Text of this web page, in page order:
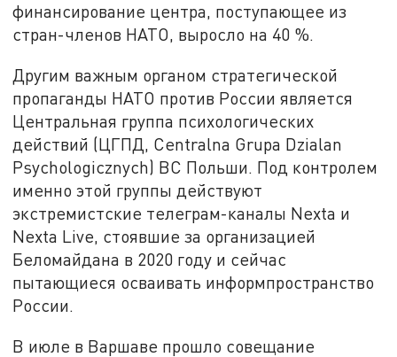
финансирование центра, поступающее из
стран-членов НАТО, выросло на 40 %.
Другим важным органом стратегической
пропаганды НАТО против России является
Центральная группа психологических
действий (ЦГПД, Centralna Grupa Dzialan
Psychologicznych) ВС Польши. Под контролем
именно этой группы действуют
экстремистские телеграм-каналы Nexta и
Nexta Live, стоявшие за организацией
Беломайдана в 2020 году и сейчас
пытающиеся осваивать информпространство
России.
В июле в Варшаве прошло совещание